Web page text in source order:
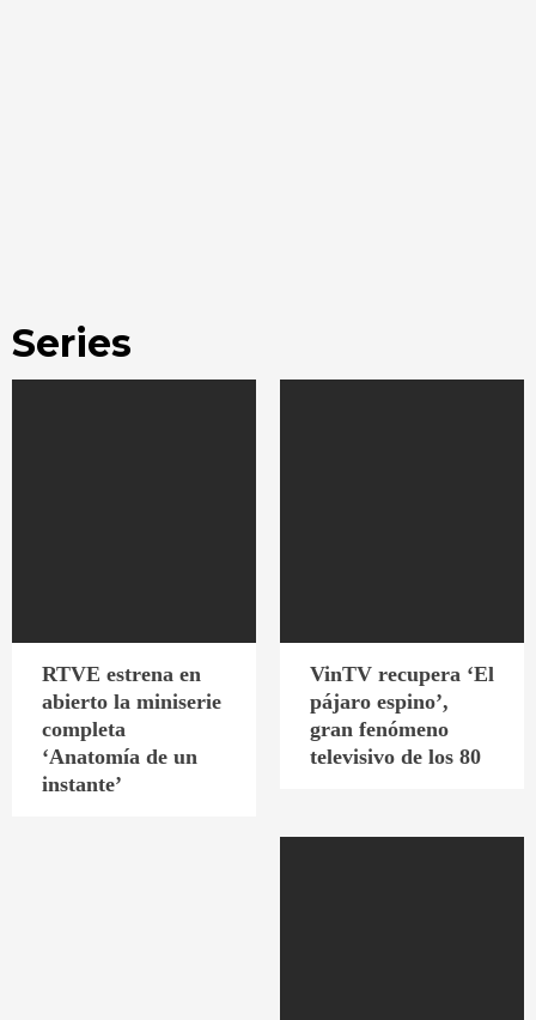
Series
RTVE estrena en
abierto la miniserie
completa
‘Anatomía de un
instante’
VinTV recupera ‘El
pájaro espino’,
gran fenómeno
televisivo de los 80